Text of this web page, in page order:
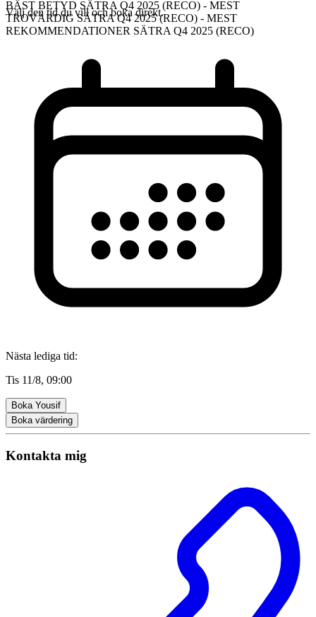
BÄST BETYD SÄTRA Q4 2025 (RECO) - MEST
TROVÄRDIG SÄTRA Q4 2025 (RECO) - MEST
REKOMMENDATIONER SÄTRA Q4 2025 (RECO)
Välj den tid du vill och boka direkt.
Nästa lediga tid:
Tis 11/8, 09:00
Boka Yousif
Boka värdering
Kontakta mig